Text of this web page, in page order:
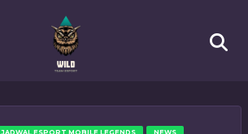
JADWAL ESPORT MOBILE LEGENDS
NEWS